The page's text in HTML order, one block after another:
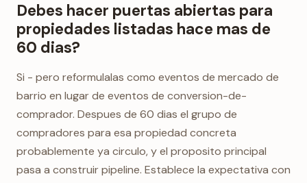
Debes hacer puertas abiertas para
propiedades listadas hace mas de
60 dias?
Si - pero reformulalas como eventos de mercado de
barrio en lugar de eventos de conversion-de-
comprador. Despues de 60 dias el grupo de
compradores para esa propiedad concreta
probablemente ya circulo, y el proposito principal
pasa a construir pipeline. Establece la expectativa con